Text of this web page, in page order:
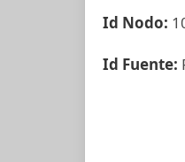
Id Nodo:
Id Fuente: